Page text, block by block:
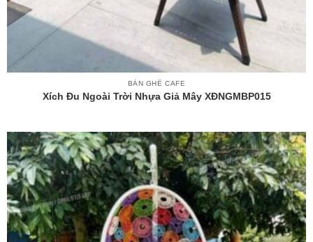
BÀN GHẾ CAFE
Xích Đu Ngoài Trời Nhựa Giả Mây XĐNGMBP015